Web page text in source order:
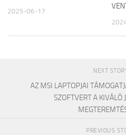
2025-06-17
NEXT
AZ MSI LAPTOPJAI
SZOFTVERT A KIVÁLÓ
PREVIOUS